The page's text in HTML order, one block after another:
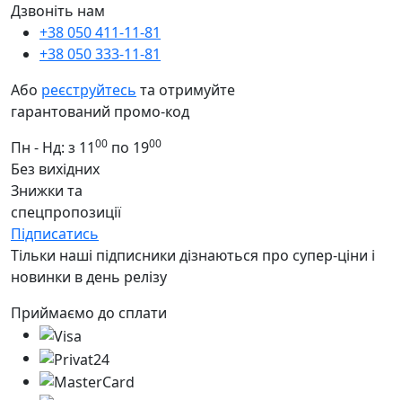
Дзвоніть нам
+38 050 411-11-81
+38 050 333-11-81
Або реєструйтесь та отримуйте
гарантований промо-код
Пн - Нд: з 1100 по 1900
Без вихідних
Знижки та
спецпропозиції
Підписатись
Тільки наші підписники дізнаються про супер-ціни і
новинки в день релізу
Приймаємо до сплати